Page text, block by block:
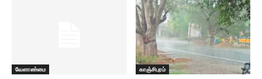
வேளாண்மை காஞ்சிபுரம்